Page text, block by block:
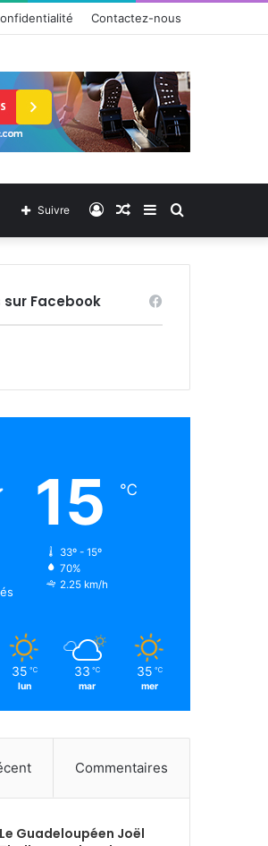
Contactez-nous
Sidebar
(barre
Article
Aléatoire
Connexion
Suivre
Facebook
15 ℃
33º - 15º
70%
2.25 km/h
35 ℃
lun
33 ℃
mar
35 ℃
mer
Commentaires
Le Guadeloupéen Joël